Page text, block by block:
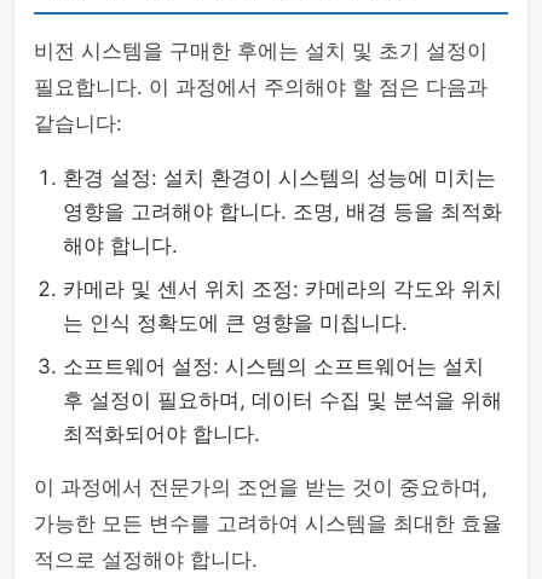
비전 시스템을 구매한 후에는 설치 및 초기 설정이
필요합니다. 이 과정에서 주의해야 할 점은 다음과
같습니다:
환경 설정: 설치 환경이 시스템의 성능에 미치는
영향을 고려해야 합니다. 조명, 배경 등을 최적화
해야 합니다.
카메라 및 센서 위치 조정: 카메라의 각도와 위치
는 인식 정확도에 큰 영향을 미칩니다.
소프트웨어 설정: 시스템의 소프트웨어는 설치
후 설정이 필요하며, 데이터 수집 및 분석을 위해
최적화되어야 합니다.
이 과정에서 전문가의 조언을 받는 것이 중요하며,
가능한 모든 변수를 고려하여 시스템을 최대한 효율
적으로 설정해야 합니다.